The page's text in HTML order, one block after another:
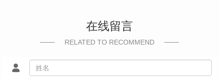
在线留言
RELATED TO RECOMMEND